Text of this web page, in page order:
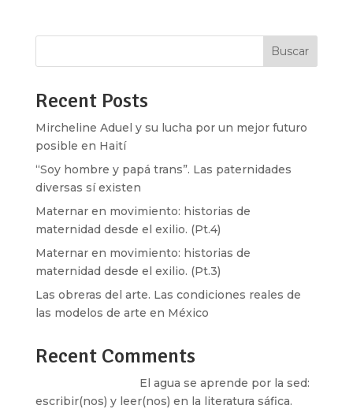
Buscar
Recent Posts
Mircheline Aduel y su lucha por un mejor futuro
posible en Haití
“Soy hombre y papá trans”. Las paternidades
diversas sí existen
Maternar en movimiento: historias de
maternidad desde el exilio. (Pt.4)
Maternar en movimiento: historias de
maternidad desde el exilio. (Pt.3)
Las obreras del arte. Las condiciones reales de
las modelos de arte en México
Recent Comments
El agua se aprende por la sed:
escribir(nos) y leer(nos) en la literatura sáfica.